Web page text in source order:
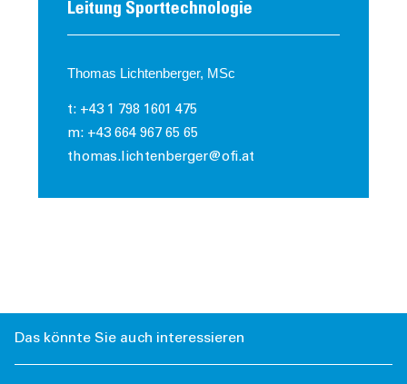
Leitung Sporttechnologie
Thomas Lichtenberger, MSc
t: +43 1 798 1601 475
m: +43 664 967 65 65
thomas.lichtenberger@ofi.at
Das könnte Sie auch interessieren